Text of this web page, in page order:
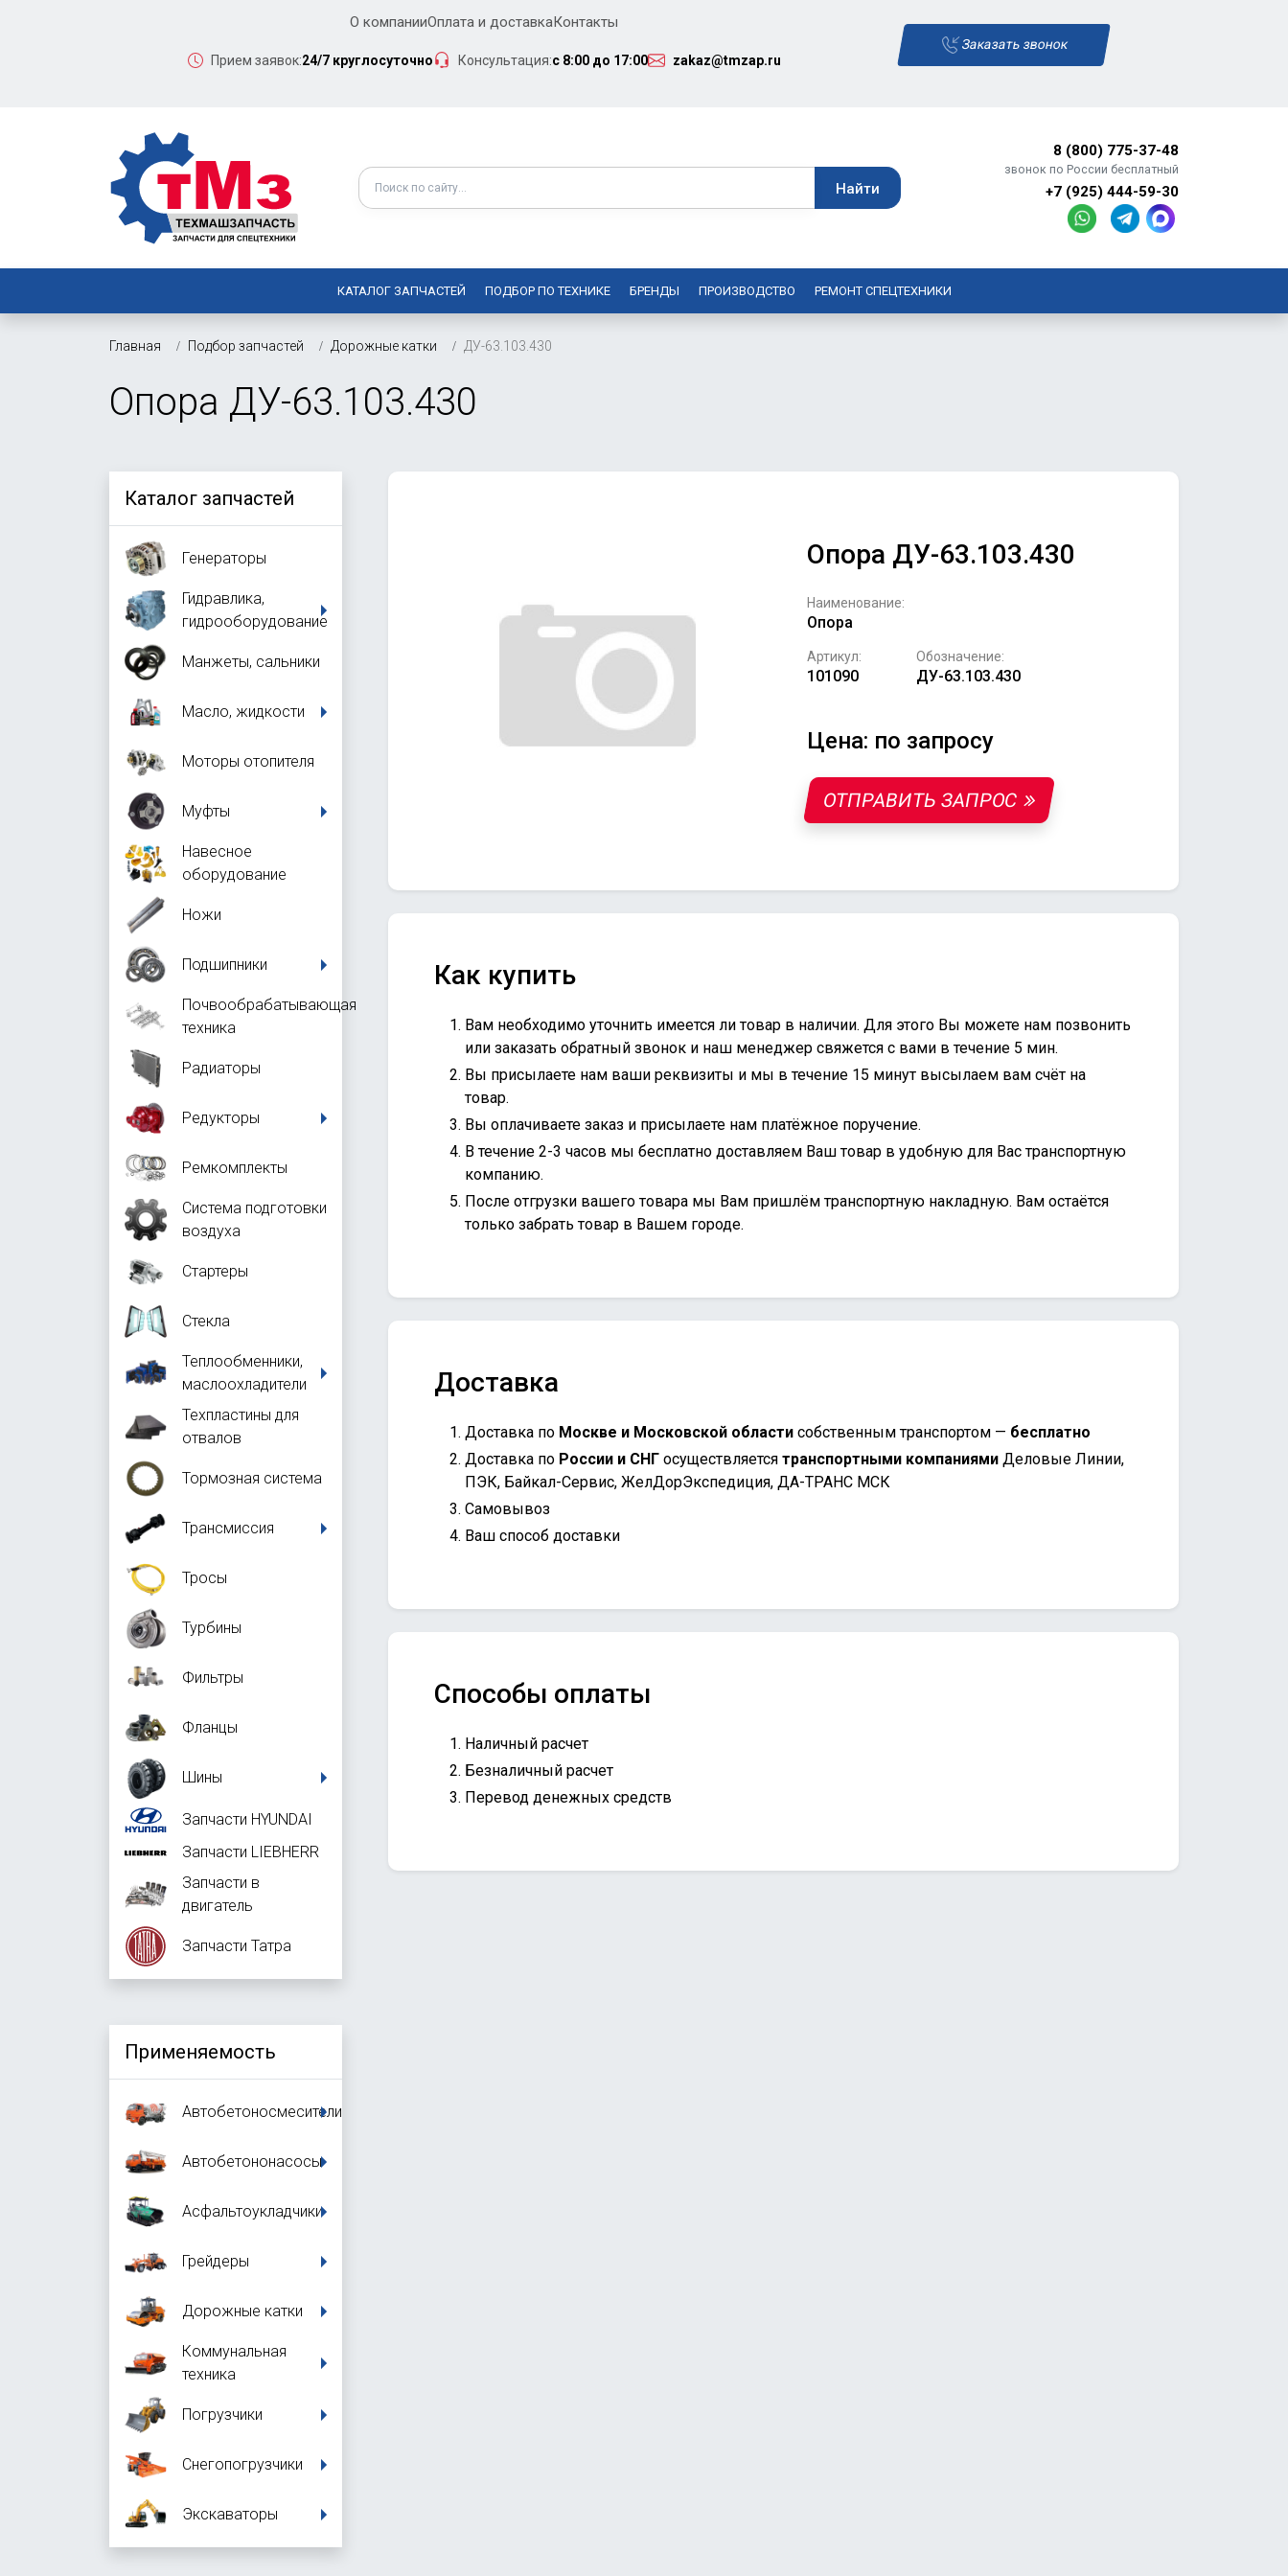
О компанииОплата и доставкаКонтакты
Прием заявок:24/7 круглосуточно Консультация:с 8:00 до 17:00 zakaz@tmzap.ru
Заказать звонок
8 (800) 775-37-48
звонок по России бесплатный
+7 (925) 444-59-30
КАТАЛОГ ЗАПЧАСТЕЙ ПОДБОР ПО ТЕХНИКЕ БРЕНДЫ ПРОИЗВОДСТВО РЕМОНТ СПЕЦТЕХНИКИ
Главная Подбор запчастей Дорожные катки ДУ-63.103.430
Опора ДУ-63.103.430
Каталог запчастей
Генераторы
Гидравлика,
гидрооборудование
Манжеты, сальники
Масло, жидкости
Моторы отопителя
Муфты
Навесное
оборудование
Ножи
Подшипники
Почвообрабатывающая
техника
Радиаторы
Редукторы
Ремкомплекты
Система подготовки
воздуха
Стартеры
Стекла
Теплообменники,
маслоохладители
Техпластины для
отвалов
Тормозная система
Трансмиссия
Тросы
Турбины
Фильтры
Фланцы
Шины
Запчасти HYUNDAI
Запчасти LIEBHERR
Запчасти в
двигатель
Запчасти Татра
Применяемость
Автобетоносмесители
Автобетононасосы
Асфальтоукладчики
Грейдеры
Дорожные катки
Коммунальная
техника
Погрузчики
Снегопогрузчики
Экскаваторы
Опора ДУ-63.103.430
Наименование:
Опора
Артикул:
101090
Обозначение:
ДУ-63.103.430
Цена: по запросу
ОТПРАВИТЬ ЗАПРОС
Как купить
Вам необходимо уточнить имеется ли товар в наличии. Для этого Вы можете нам позвонить
или заказать обратный звонок и наш менеджер свяжется с вами в течение 5 мин.
Вы присылаете нам ваши реквизиты и мы в течение 15 минут высылаем вам счёт на
товар.
Вы оплачиваете заказ и присылаете нам платёжное поручение.
В течение 2-3 часов мы бесплатно доставляем Ваш товар в удобную для Вас транспортную
компанию.
После отгрузки вашего товара мы Вам пришлём транспортную накладную. Вам остаётся
только забрать товар в Вашем городе.
Доставка
Доставка по Москве и Московской области собственным транспортом — бесплатно
Доставка по России и СНГ осуществляется транспортными компаниями Деловые Линии,
ПЭК, Байкал-Сервис, ЖелДорЭкспедиция, ДА-ТРАНС МСК
Самовывоз
Ваш способ доставки
Способы оплаты
Наличный расчет
Безналичный расчет
Перевод денежных средств